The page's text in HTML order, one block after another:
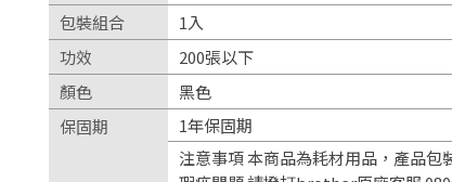
包裝組合
1入
功效
200張以下
顏色
黑色
保固期
1年保固期
注意事項 本商品為耗材用品，產品